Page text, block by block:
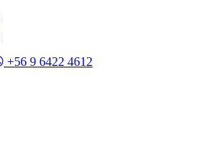
+56 9 6422 4612